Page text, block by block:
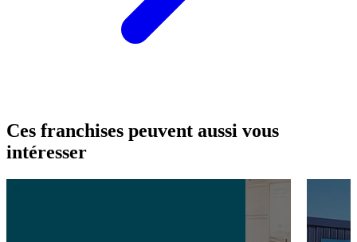
Ces franchises peuvent aussi vous
intéresser